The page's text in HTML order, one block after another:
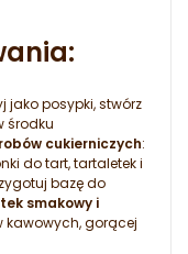
jako posypki, stwórz
środku
cukierniczych:
do tart, tartaletek i
bazę do
smakowy i
gorącej